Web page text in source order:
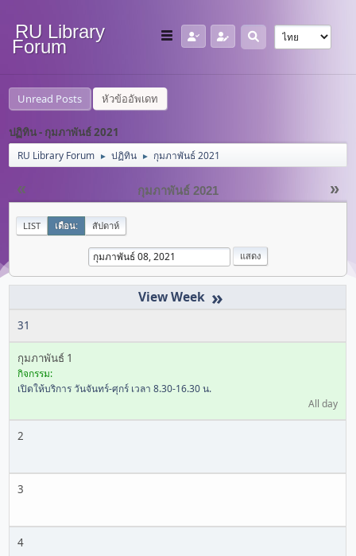
RU Library
Forum
Unread Posts หัวข้ออัพเดท
ปฏิทิน - กุมภาพันธ์ 2021
RU Library Forum ► ปฏิทิน ► กุมภาพันธ์ 2021
« »
กุมภาพันธ์ 2021
LIST เดือน: สัปดาห์
»
31
กุมภาพันธ์ 1
กิจกรรม:
เปิดให้บริการ วันจันทร์-ศุกร์ เวลา 8.30-16.30 น.
All day
2
3
4